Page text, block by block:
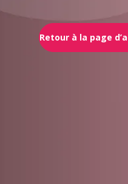
Retour à la page